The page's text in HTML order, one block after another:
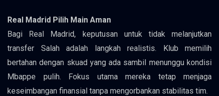
Real Madrid Pilih Main Aman
Bagi Real Madrid, keputusan untuk tidak melanjutkan
transfer Salah adalah langkah realistis. Klub memilih
bertahan dengan skuad yang ada sambil menunggu kondisi
Mbappe pulih. Fokus utama mereka tetap menjaga
keseimbangan finansial tanpa mengorbankan stabilitas tim.